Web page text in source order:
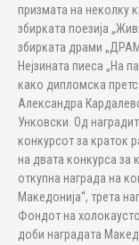
призмата на неколку
збирката поезија
збирката драми
Нејзината пиеса „На
како дипломска
Александра
Унковски. Од
конкурсот за краток
на двата конкурса за
откупна награда на
Македонија“, трета
Фондот на
доби наградата